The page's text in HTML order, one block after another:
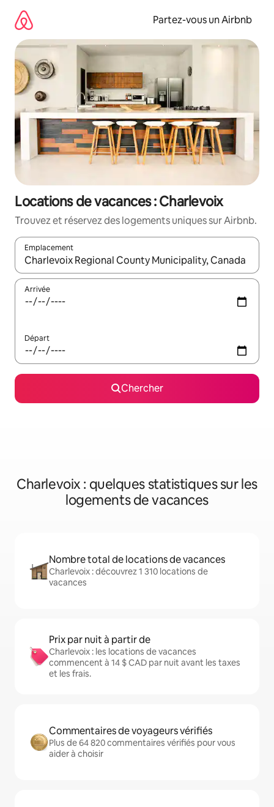
directement
contenu
Partez-vous un Airbnb
Locations de vacances : Charlevoix
Trouvez et réservez des logements uniques sur Airbnb.
Emplacement
Quand les résultats sont affichés, parcourez-les en utilisant
Arrivée
Départ
Chercher
Charlevoix : quelques statistiques sur les
logements de vacances
Nombre total de locations de vacances
Charlevoix : découvrez 1 310 locations de
vacances
Prix par nuit à partir de
Charlevoix : les locations de vacances
commencent à 14 $ CAD par nuit avant les taxes
et les frais.
Commentaires de voyageurs vérifiés
Plus de 64 820 commentaires vérifiés pour vous
aider à choisir